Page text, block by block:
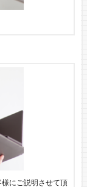
にご説明させて頂